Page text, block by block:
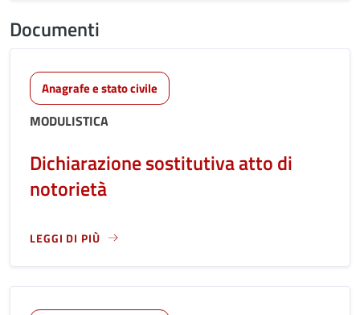
Documenti
Anagrafe e stato civile
MODULISTICA
Dichiarazione sostitutiva atto di
notorietà
LEGGI DI PIÙ
LEGGI ANCORA RIGUARDO A: DICHIARAZIONE SOSTITUTIVA